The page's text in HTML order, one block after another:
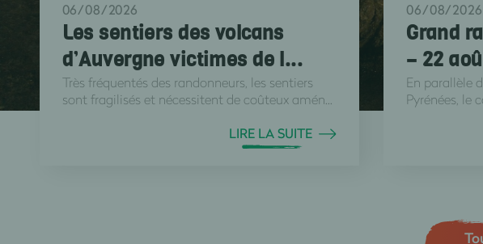
06/08/2026
Les sentiers des volcans
d’Auvergne victimes de l...
Très fréquentés des randonneurs, les sentiers
sont fragilisés et nécessitent de coûteux amén...
LIRE LA SUITE
06/08/2026
Grand
– 22
En parallèle
Pyrénées, le